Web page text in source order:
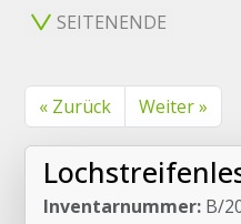
SEITENENDE
« Zurück Weiter »
Inventarnummer: B/